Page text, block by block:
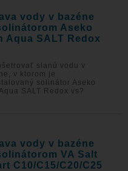
vody v bazéne
Aseko
Aqua SALT Redox
slanú vodu v
v ktorom je
solinátor Aseko
SALT Redox vs?
vody v bazéne
VA Salt
C10/C15/C20/C25